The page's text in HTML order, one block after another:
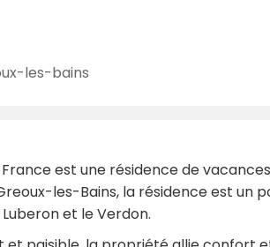
les-bains
est une résidence de
les-Bains, la résidence est un
et le Verdon.